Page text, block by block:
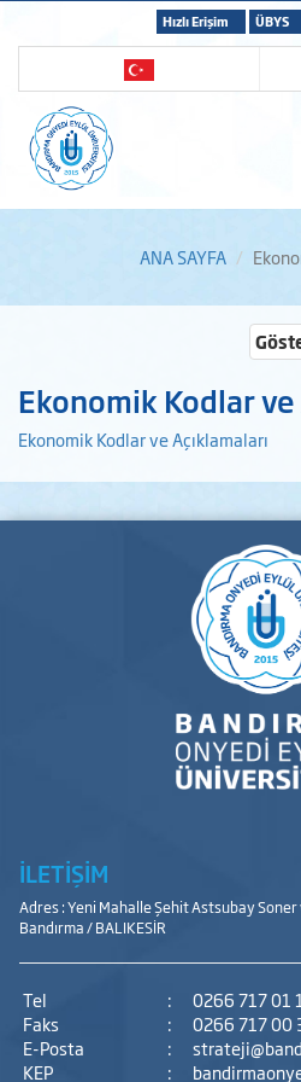
Hızlı Erişim ÜBYS
ANA SAYFA
Ekonomik Kodlar ve
Ekonomik Kodlar ve Açıklamaları
İLETİŞİM
Adres : Yeni Mahalle Şehit Astsubay Soner
Bandırma / BALIKESİR
Tel :
0266 717 01
Faks
:
0266 717 00
E-Posta
:
KEP
: